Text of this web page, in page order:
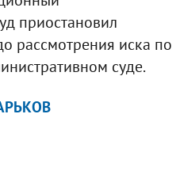
приостановил
рассмотрения иска по
суде.